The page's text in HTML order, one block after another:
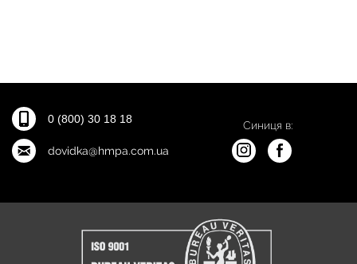
0 (800) 30 18 18
dovidka@hmpa.com.ua
Синиця в: